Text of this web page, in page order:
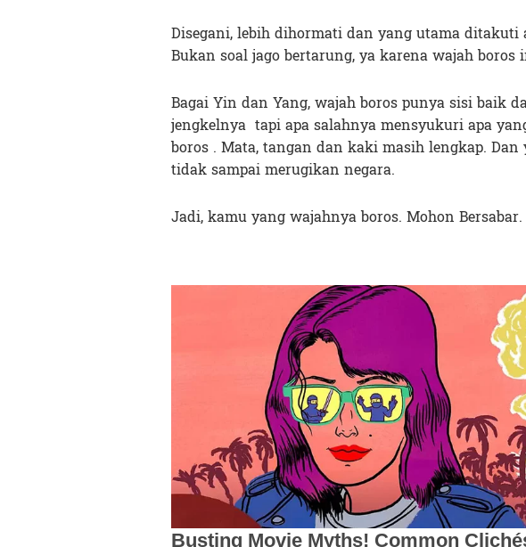
Disegani, lebih dihormati dan yang utama
Bukan soal jago bertarung, ya karena wajah boros
Bagai Yin dan Yang, wajah boros punya sisi baik
jengkelnya tapi apa salahnya mensyukuri apa
boros . Mata, tangan dan kaki masih lengkap.
tidak sampai merugikan negara.
Jadi, kamu yang wajahnya boros. Mohon Bersabar.